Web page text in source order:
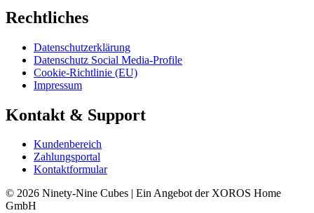
Rechtliches
Datenschutzerklärung
Datenschutz Social Media-Profile
Cookie-Richtlinie (EU)
Impressum
Kontakt & Support
Kundenbereich
Zahlungsportal
Kontaktformular
© 2026 Ninety-Nine Cubes | Ein Angebot der XOROS Home
GmbH